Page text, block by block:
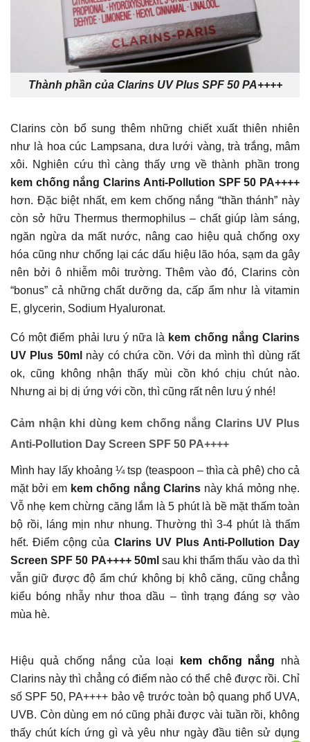
Thành phần của Clarins UV Plus SPF 50 PA++++
Clarins còn bổ sung thêm những chiết xuất thiên nhiên
như là hoa cúc Lampsana, dưa lưới vàng, trà trắng, mâm
xôi. Nghiên cứu thì càng thấy ưng về thành phần trong
kem chống nắng Clarins Anti-Pollution SPF 50 PA++++
hơn. Đặc biệt nhất, em kem chống nắng “thần thánh” này
còn sở hữu Thermus thermophilus – chất giúp làm sáng,
ngăn ngừa da mất nước, nâng cao hiệu quả chống oxy
hóa cũng như chống lại các dấu hiệu lão hóa, sạm da gây
nên bởi ô nhiễm môi trường. Thêm vào đó, Clarins còn
“bonus” cả những chất dưỡng da, cấp ẩm như là vitamin
E, glycerin, Sodium Hyaluronat.
Có một điểm phải lưu ý nữa là kem chống nắng Clarins
UV Plus 50ml này có chứa cồn. Với da mình thì dùng rất
ok, cũng không nhận thấy mùi cồn khó chịu chút nào.
Nhưng ai bị dị ứng với cồn, thì cũng rất nên lưu ý nhé!
Cảm nhận khi dùng kem chống nắng Clarins UV Plus
Anti-Pollution Day Screen SPF 50 PA++++
Mình hay lấy khoảng ¼ tsp (teaspoon – thìa cà phê) cho cả
mặt bởi em kem chống nắng Clarins này khá mỏng nhẹ.
Vỗ nhẹ kem chừng căng lắm là 5 phút là bề mặt thấm toàn
bộ rồi, láng mịn như nhung. Thường thì 3-4 phút là thấm
hết. Điểm cộng của Clarins UV Plus Anti-Pollution Day
Screen SPF 50 PA++++ 50ml sau khi thẩm thấu vào da thì
vẫn giữ được độ ẩm chứ không bị khô căng, cũng chẳng
kiểu bóng nhẫy như thoa dầu – tình trạng đáng sợ vào
mùa hè.
Hiệu quả chống nắng của loại kem chống nắng nhà
Clarins này thì chẳng có điểm nào có thể chê được rồi. Chỉ
số SPF 50, PA++++ bảo vệ trước toàn bộ quang phổ UVA,
UVB. Còn dùng em nó cũng phải được vài tuần rồi, không
thấy chút kích ứng gì và yêu như ngày đầu tiên sử dụng